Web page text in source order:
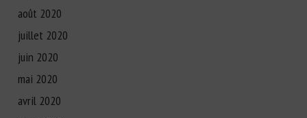
août 2020
juillet 2020
juin 2020
mai 2020
avril 2020